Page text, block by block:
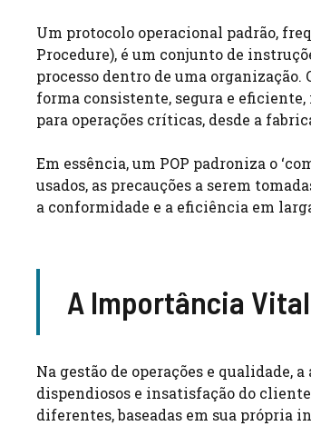
Um protocolo operacional padrão,
Procedure), é um conjunto de
processo dentro de uma
forma consistente, segura e
para operações críticas, desde a
Em essência, um POP padroniza o
usados, as precauções a serem
a conformidade e a eficiência em
A Importância
Na gestão de operações e qualidade,
dispendiosos e insatisfação do
diferentes, baseadas em sua própria